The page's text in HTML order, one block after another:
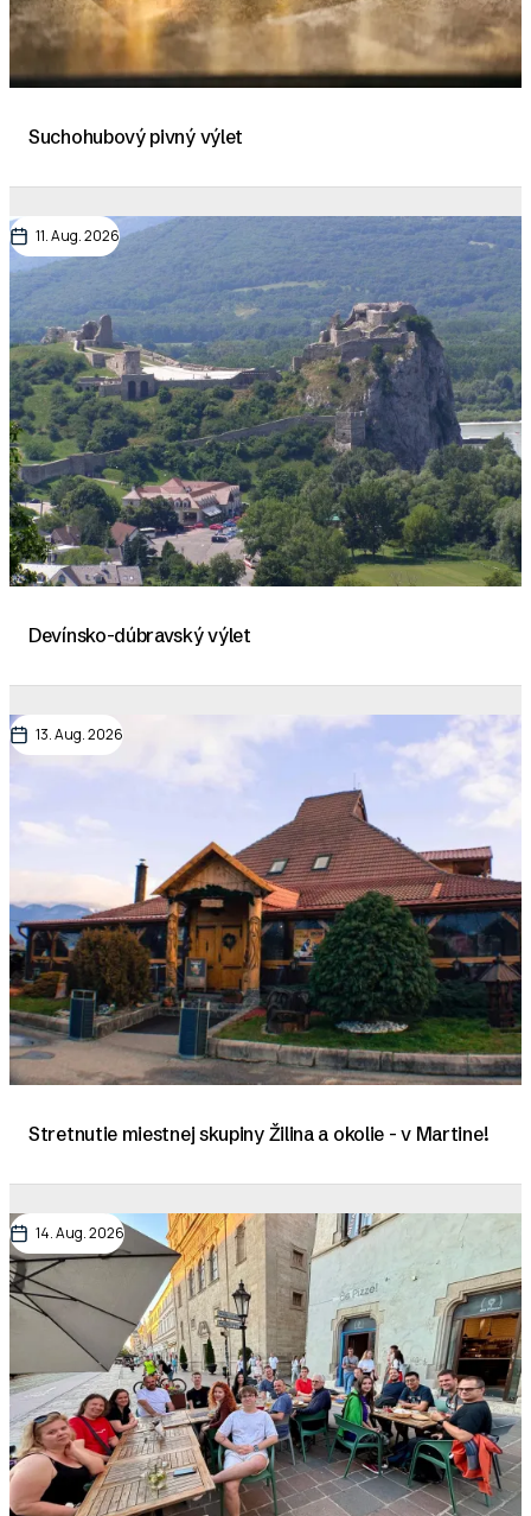
Suchohubový pivný výlet
11. Aug. 2026
Devínsko-dúbravský výlet
13. Aug. 2026
Stretnutie miestnej skupiny Žilina a okolie - v Martine!
14. Aug. 2026